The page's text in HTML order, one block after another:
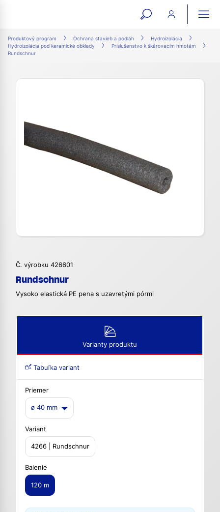
open
search
Produktový program Ochrana stavieb a podláh
Hydroizolácia
Hydroizolácia pod keramické obklady
Príslušenstvo k škárovacím hmotám
Rundschnur
Č. výrobku 426601
Rundschnur
Vysoko elastická PE pena s uzavretými pórmi
Varianty produktu
Tabuľka variant
Priemer
ø 40 mm
Variant
4266 | Rundschnur
Balenie
120 m